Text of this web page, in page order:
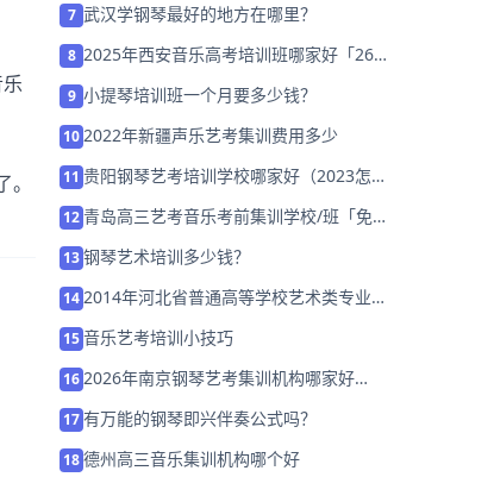
7 武汉学钢琴最好的地方在哪里？
8 2025年西安音乐高考培训班哪家好「26
9 小提琴培训班一个月要多少钱？
102022年新疆声乐艺考集训费用多少
11 贵阳钢琴艺考培训学校哪家好（2023怎么
12青岛高三艺考音乐考前集训学校/班「免费
13钢琴艺术培训多少钱？
142014年河北省普通高等学校艺术类专业招
15音乐艺考培训小技巧
162026年南京钢琴艺考集训机构哪家好
17有万能的钢琴即兴伴奏公式吗？
18德州高三音乐集训机构哪个好